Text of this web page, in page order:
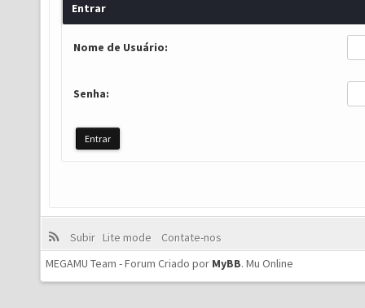
Entrar
Nome de Usuário:
Senha:
Subir Lite mode
Contate-nos
MEGAMU Team - Forum Criado por MyBB. Mu Online